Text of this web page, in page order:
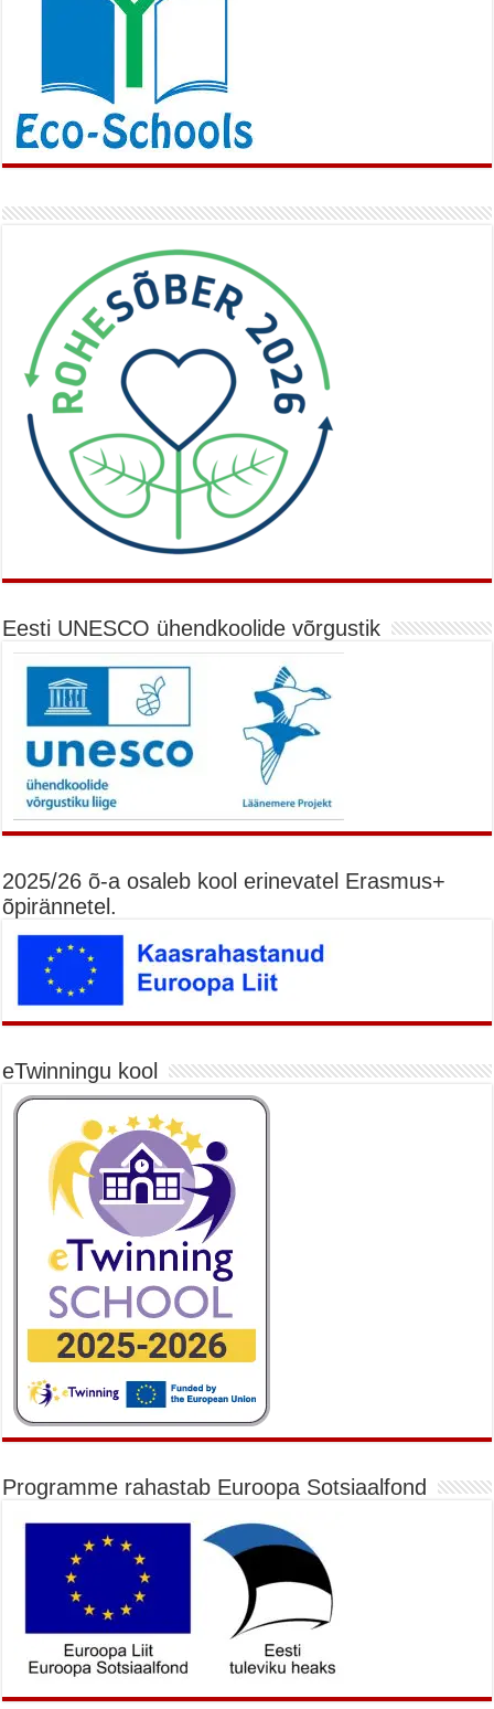
Eesti UNESCO ühendkoolide võrgustik
2025/26 õ-a osaleb kool erinevatel Erasmus+
õpirännetel.
eTwinningu kool
Programme rahastab Euroopa Sotsiaalfond